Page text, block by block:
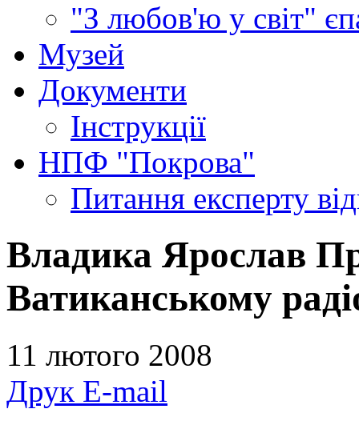
"З любов'ю у світ"
Музей
Документи
Інструкції
НПФ "Покрова"
Питання експерту
Владика Ярослав
Ватиканському
11 лютого 2008
Друк E-mail